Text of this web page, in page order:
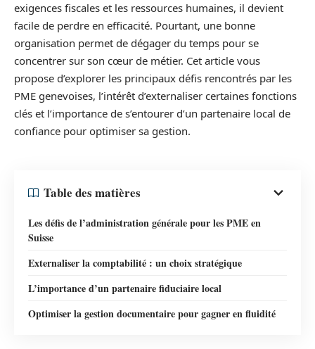
exigences fiscales et les ressources humaines, il devient
facile de perdre en efficacité. Pourtant, une bonne
organisation permet de dégager du temps pour se
concentrer sur son cœur de métier. Cet article vous
propose d’explorer les principaux défis rencontrés par les
PME genevoises, l’intérêt d’externaliser certaines fonctions
clés et l’importance de s’entourer d’un partenaire local de
confiance pour optimiser sa gestion.
Table des matières
Les défis de l’administration générale pour les PME en
Suisse
Externaliser la comptabilité : un choix stratégique
L’importance d’un partenaire fiduciaire local
Optimiser la gestion documentaire pour gagner en fluidité